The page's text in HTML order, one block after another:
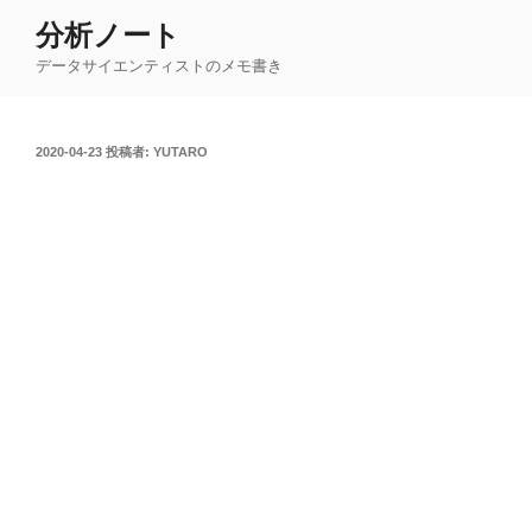
分析ノート
データサイエンティストのメモ書き
投
2020-04-23 投稿者: YUTARO